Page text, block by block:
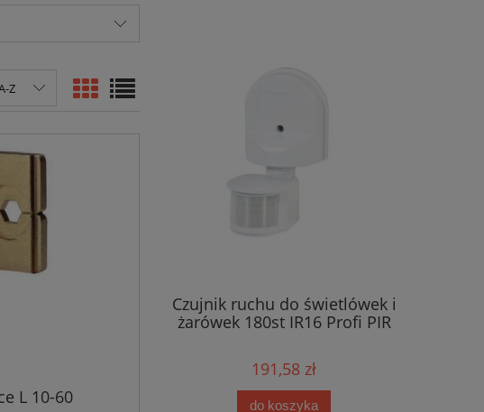
Z
L 10-60
Czujnik ruchu do świetlówek i
żarówek 180st IR16 Profi PIR
191,58 zł
do koszyka